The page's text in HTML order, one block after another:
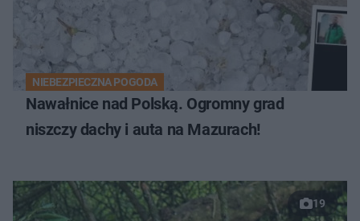
NIEBEZPIECZNA POGODA
Nawałnice nad Polską. Ogromny grad
niszczy dachy i auta na Mazurach!
19